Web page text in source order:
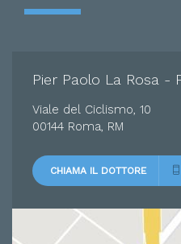
Pier Paolo La Rosa -
Viale del Ciclismo, 10
00144 Roma, RM
CHIAMA IL DOTTORE